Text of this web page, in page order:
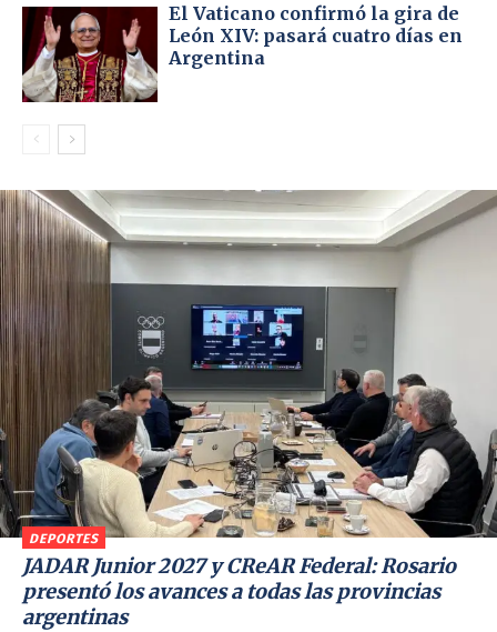
El Vaticano confirmó la gira de
León XIV: pasará cuatro días en
Argentina
DEPORTES
JADAR Junior 2027 y CReAR Federal: Rosario
presentó los avances a todas las provincias
argentinas